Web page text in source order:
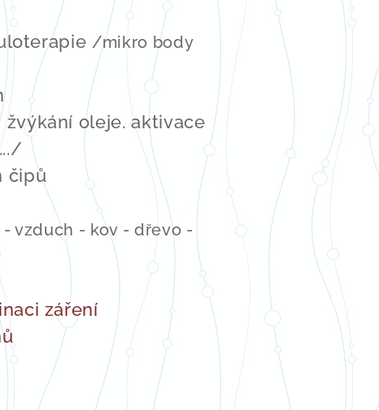
/mikro body
oleje. aktivace
čipů
- vzduch - kov - dřevo -
záření